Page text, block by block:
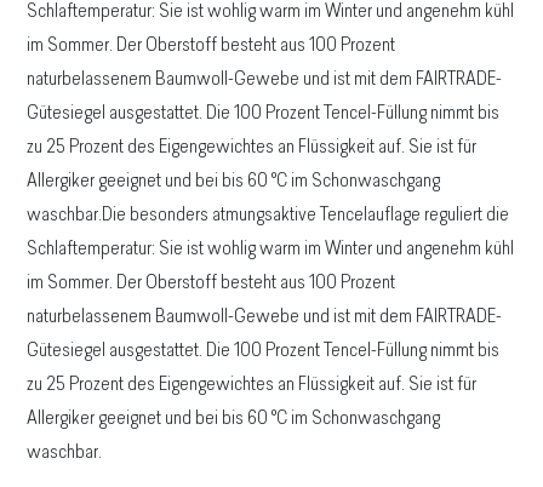
Schlaftemperatur: Sie ist wohlig warm im Winter und angenehm kühl
im Sommer. Der Oberstoff besteht aus 100 Prozent
naturbelassenem Baumwoll-Gewebe und ist mit dem FAIRTRADE-
Gütesiegel ausgestattet. Die 100 Prozent Tencel-Füllung nimmt bis
zu 25 Prozent des Eigengewichtes an Flüssigkeit auf. Sie ist für
Allergiker geeignet und bei bis 60 °C im Schonwaschgang
waschbar.Die besonders atmungsaktive Tencelauflage reguliert die
Schlaftemperatur: Sie ist wohlig warm im Winter und angenehm kühl
im Sommer. Der Oberstoff besteht aus 100 Prozent
naturbelassenem Baumwoll-Gewebe und ist mit dem FAIRTRADE-
Gütesiegel ausgestattet. Die 100 Prozent Tencel-Füllung nimmt bis
zu 25 Prozent des Eigengewichtes an Flüssigkeit auf. Sie ist für
Allergiker geeignet und bei bis 60 °C im Schonwaschgang
waschbar.